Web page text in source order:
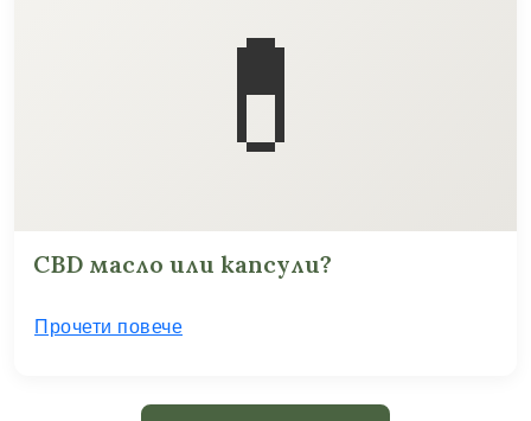
💊
CBD масло или капсули?
Прочети повече